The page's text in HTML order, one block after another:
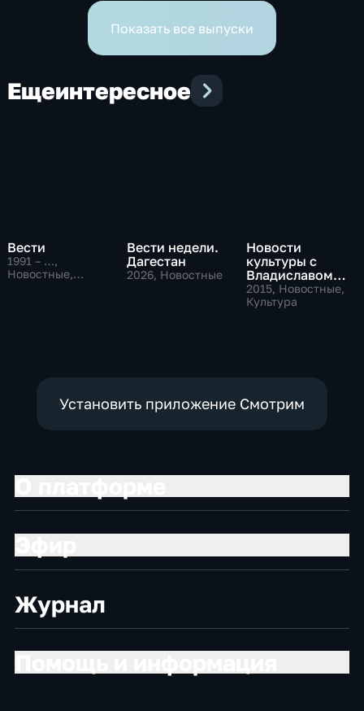
Показать все выпуски
Ещеинтересное
Вести
1991 – …,
Новостные,
Вести недели.
Дагестан
2026, Новостные
Новости
культуры с
Владиславом
Флярковским
2015, Новостные,
Культура
Установить приложение Смотрим
Журнал